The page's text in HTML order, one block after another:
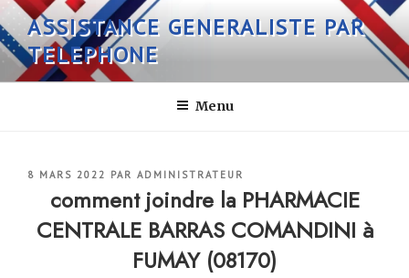
Aller
au
contenu
principal
ASSISTANCE GENERALISTE PAR
TELEPHONE
Menu
PUBLIÉ
8 MARS 2022 PAR ADMINISTRATEUR
comment joindre la PHARMACIE
CENTRALE BARRAS COMANDINI à
FUMAY (08170)